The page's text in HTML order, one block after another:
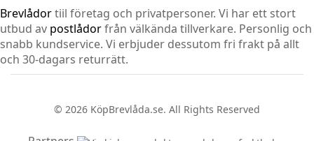
Brevlådortiil företag och privatpersoner. Vi har ett stort
utbud av postlådorfrån välkända tillverkare. Personlig och
snabb kundservice. Vi erbjuder dessutom fri frakt på allt
och 30-dagars returrätt.
© 2026 KöpBrevlåda.se. All Rights Reserved